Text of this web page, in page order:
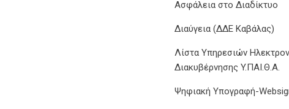
Ασφάλεια στο Διαδίκτυο
Διαύγεια (ΔΔΕ Καβάλας)
Λίστα Υπηρεσιών
Διακυβέρνησης Y.ΠΑΙ.Θ.Α.
Ψηφιακή Υπογραφή-